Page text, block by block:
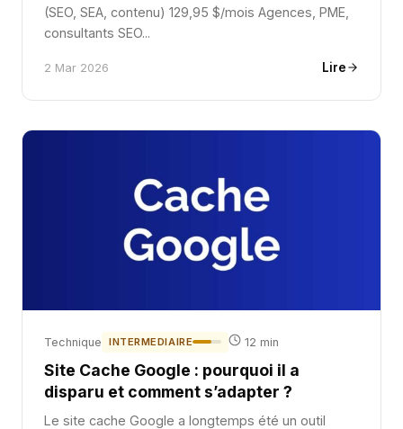
(SEO, SEA, contenu) 129,95 $/mois Agences, PME,
consultants SEO...
2 Mar 2026 Lire
Technique INTERMEDIAIRE 12 min
Site Cache Google : pourquoi il a
disparu et comment s’adapter ?
Le site cache Google a longtemps été un outil